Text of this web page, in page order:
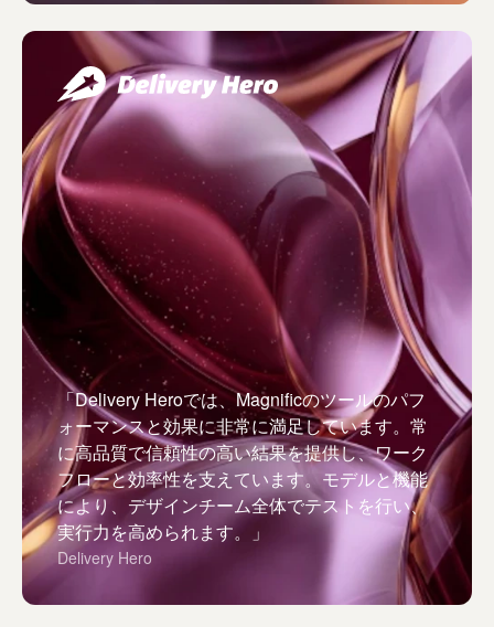
「Delivery Heroでは、Magnificのツールのパフ
ォーマンスと効果に非常に満足しています。常
に高品質で信頼性の高い結果を提供し、ワーク
フローと効率性を支えています。モデルと機能
により、デザインチーム全体でテストを行い、
実行力を高められます。」
Delivery Hero